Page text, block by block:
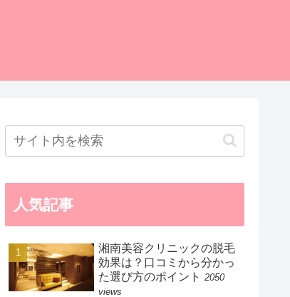
人気記事
湘南美容クリニックの脱毛
効果は？口コミから分かっ
た選び方のポイント 2050
views